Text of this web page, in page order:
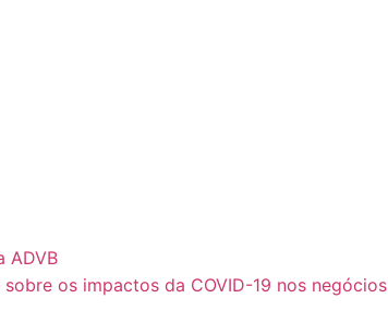
ADVB
os impactos da COVID-19 nos negócios